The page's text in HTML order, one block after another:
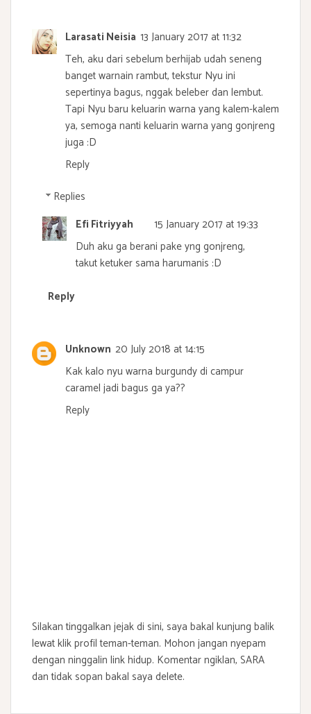
Larasati Neisia 13 January 2017 at 11:32
Teh, aku dari sebelum berhijab udah seneng
banget warnain rambut, tekstur Nyu ini
sepertinya bagus, nggak beleber dan lembut.
Tapi Nyu baru keluarin warna yang kalem-kalem
ya, semoga nanti keluarin warna yang gonjreng
juga :D
Reply
Replies
Efi Fitriyyah
15 January 2017 at 19:33
Duh aku ga berani pake yng gonjreng,
takut ketuker sama harumanis :D
Reply
Unknown 20 July 2018 at 14:15
Kak kalo nyu warna burgundy di campur
caramel jadi bagus ga ya??
Reply
Silakan tinggalkan jejak di sini, saya bakal kunjung balik
lewat klik profil teman-teman. Mohon jangan nyepam
dengan ninggalin link hidup. Komentar ngiklan, SARA
dan tidak sopan bakal saya delete.